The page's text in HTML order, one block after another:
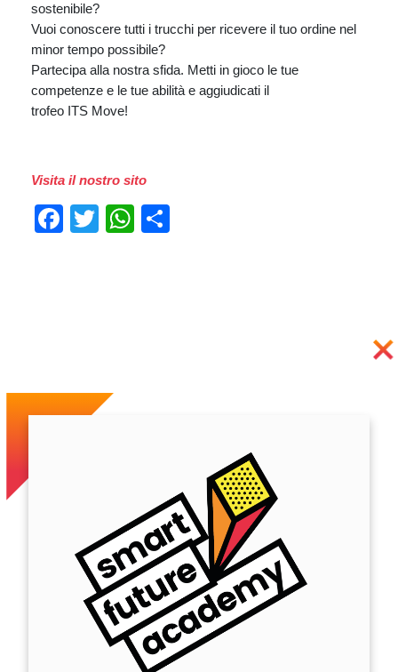
sostenibile?
Vuoi conoscere tutti i trucchi per ricevere il tuo ordine nel
minor tempo possibile?
Partecipa alla nostra sfida. Metti in gioco le tue
competenze e le tue abilità e aggiudicati il
trofeo ITS Move!
Visita il nostro sito
Facebook
TwitterWhatsApp